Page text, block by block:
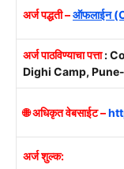
अर्ज पद्धती –ऑफलाईन
अर्ज पाठविण्याचा पत्ता:
Dighi Camp,
🌐 अधिकृत वेबसाईट –
अर्ज शुल्क: